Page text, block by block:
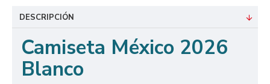
DESCRIPCIÓN
Camiseta México 2026
Blanco